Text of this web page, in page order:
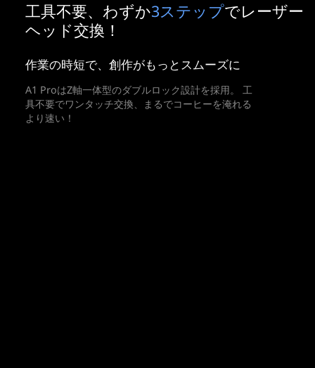
工具不要、わずか3ステップでレーザー
ヘッド交換！
作業の時短で、創作がもっとスムーズに
A1 ProはZ軸一体型のダブルロック設計を採用。 工
具不要でワンタッチ交換、まるでコーヒーを淹れる
より速い！